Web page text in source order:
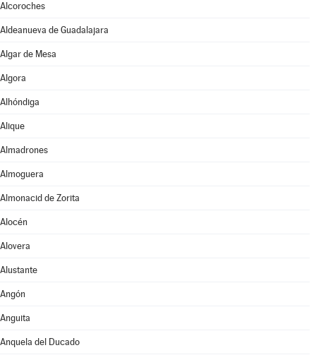
Alcoroches
Aldeanueva de Guadalajara
Algar de Mesa
Algora
Alhóndiga
Alique
Almadrones
Almoguera
Almonacid de Zorita
Alocén
Alovera
Alustante
Angón
Anguita
Anquela del Ducado